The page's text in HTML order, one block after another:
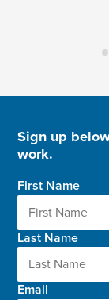
Sign up
work.
First Name
Last Name
Email